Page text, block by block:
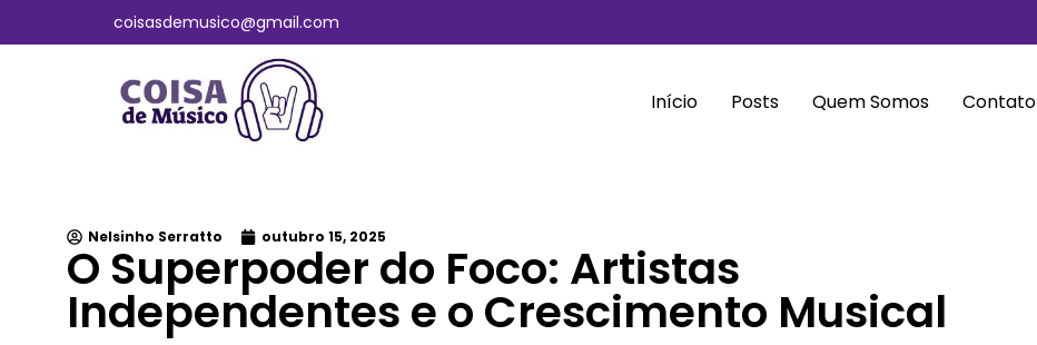
coisasdemusico@gmail.com
Início Posts Quem Somos Contato
Nelsinho Serratto outubro 15, 2025
O Superpoder do Foco: Artistas
Independentes e o Crescimento Musical